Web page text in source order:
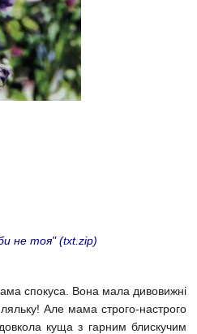
не тоя" (txt.zip)
спокуса. Вона мала дивовижні
Але мама строго-настрого
куща з гарним блискучим